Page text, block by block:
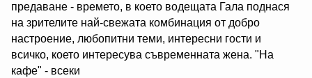
предаване - времето, в което водещата Гала поднася
на зрителите най-свежата комбинация от добро
настроение, любопитни теми, интересни гости и
всичко, което интересува съвременната жена. "На
кафе" - всеки